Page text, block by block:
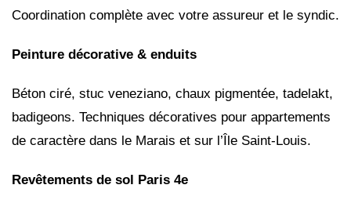
Coordination complète avec votre assureur et le syndic.
Peinture décorative & enduits
Béton ciré, stuc veneziano, chaux pigmentée, tadelakt,
badigeons. Techniques décoratives pour appartements
de caractère dans le Marais et sur l’Île Saint-Louis.
Revêtements de sol Paris 4e